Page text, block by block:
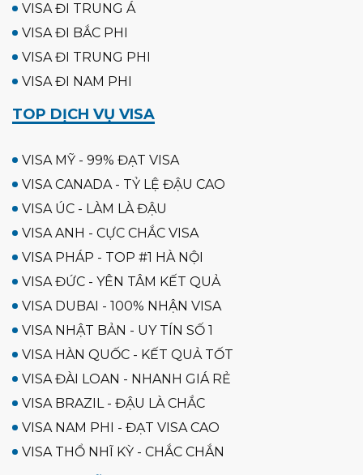
VISA ĐI TRUNG Á
VISA ĐI BẮC PHI
VISA ĐI TRUNG PHI
VISA ĐI NAM PHI
TOP DỊCH VỤ VISA
VISA MỸ - 99% ĐẠT VISA
VISA CANADA - TỶ LỆ ĐẬU CAO
VISA ÚC - LÀM LÀ ĐẬU
VISA ANH - CỰC CHẮC VISA
VISA PHÁP - TOP #1 HÀ NỘI
VISA ĐỨC - YÊN TÂM KẾT QUẢ
VISA DUBAI - 100% NHẬN VISA
VISA NHẬT BẢN - UY TÍN SỐ 1
VISA HÀN QUỐC - KẾT QUẢ TỐT
VISA ĐÀI LOAN - NHANH GIÁ RẺ
VISA BRAZIL - ĐẬU LÀ CHẮC
VISA NAM PHI - ĐẠT VISA CAO
VISA THỔ NHĨ KỲ - CHẮC CHẮN